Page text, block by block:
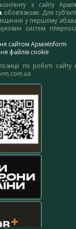
з сайту
обов’язкове. Для
у першому
систем
сайтом АрміяInform
файлів cookie
по роботі сайту